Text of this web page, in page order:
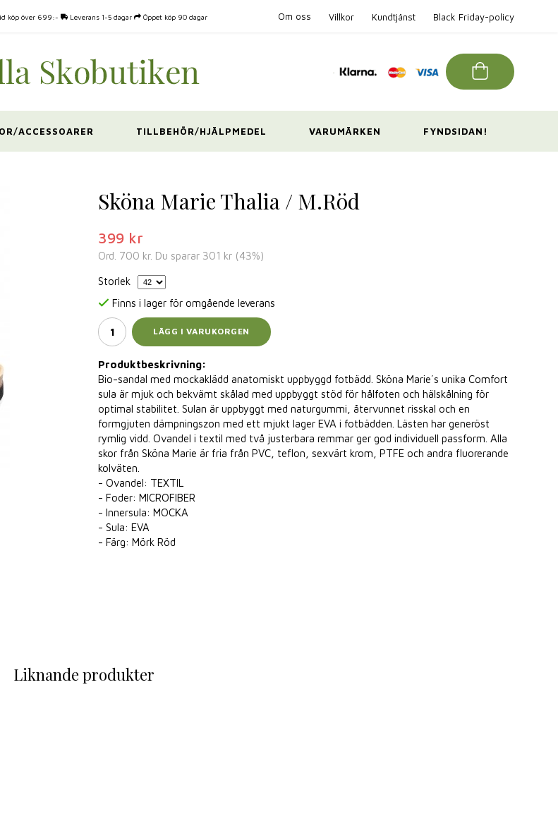
köp över 699:- Leverans 1-5 dagar Öppet köp 90 dagar Om oss Villkor Kundtjänst Black Friday-policy
ACCESSOARER TILLBEHÖR/HJÄLPMEDEL VARUMÄRKEN FYNDSIDAN!
Sköna Marie Thalia / M.Röd
399 kr
Ord. 700 kr. Du sparar 301 kr (43%)
Storlek
Finns i lager för omgående leverans
LÄGG I VARUKORGEN
Produktbeskrivning:
Bio-sandal med mockaklädd anatomiskt uppbyggd fotbädd. Sköna Marie´s unika Comfort
sula är mjuk och bekvämt skålad med uppbyggt stöd för hålfoten och hälskålning för
optimal stabilitet. Sulan är uppbyggt med naturgummi, återvunnet risskal och en
formgjuten dämpningszon med ett mjukt lager EVA i fotbädden. Lästen har generöst
rymlig vidd. Ovandel i textil med två justerbara remmar ger god individuell passform. Alla
skor från Sköna Marie är fria från PVC, teflon, sexvärt krom, PTFE och andra fluorerande
kolväten.
- Ovandel: TEXTIL
- Foder: MICROFIBER
- Innersula: MOCKA
- Sula: EVA
- Färg: Mörk Röd
Liknande produkter